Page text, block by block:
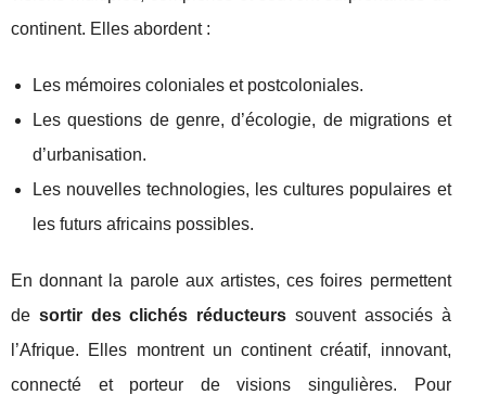
continent. Elles abordent :
Les mémoires coloniales et postcoloniales.
Les questions de genre, d’écologie, de migrations et
d’urbanisation.
Les nouvelles technologies, les cultures populaires et
les futurs africains possibles.
En donnant la parole aux artistes, ces foires permettent
de sortir des clichés réducteurs souvent associés à
l’Afrique. Elles montrent un continent créatif, innovant,
connecté et porteur de visions singulières. Pour